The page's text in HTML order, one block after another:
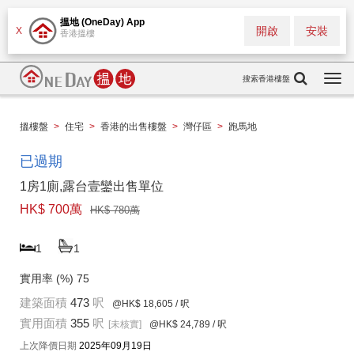
X
搵地 (OneDay) App
香港搵樓 安裝
開啟
搜索香港樓盤
搵樓盤 > 住宅 > 香港的出售樓盤 > 灣仔區 > 跑馬地
已過期
1房1廁,露台壹鑾出售單位
HK$ 700萬
HK$ 780萬
1 1
實用率 (%) 75
建築面積 473 呎 @HK$ 18,605 / 呎
實用面積 355 呎 [未核實] @HK$ 24,789 / 呎
上次降價日期 2025年09月19日